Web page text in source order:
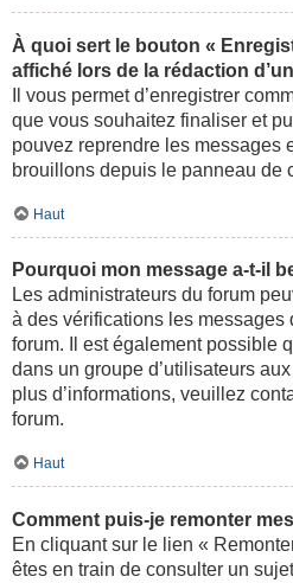
À quoi sert le bouton «
affiché lors de la rédaction
Il vous permet d’enregistrer
que vous souhaitez finaliser et
pouvez reprendre les messages
brouillons depuis le panneau de
Haut
Pourquoi mon message a-t-il
Les administrateurs du forum
à des vérifications les messages
forum. Il est également possible
dans un groupe d’utilisateurs
plus d’informations, veuillez
forum.
Haut
Comment puis-je remonter
En cliquant sur le lien «
êtes en train de consulter un